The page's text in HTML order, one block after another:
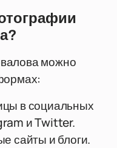
можно
в социальных
и Twitter.
сайты и блоги.